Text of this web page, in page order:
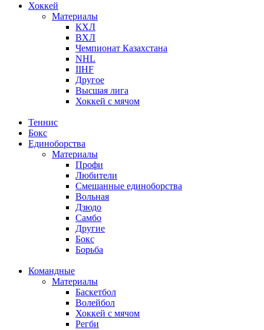
Хоккей
Материалы
КХЛ
ВХЛ
Чемпионат Казахстана
NHL
IIHF
Другое
Высшая лига
Хоккей с мячом
Теннис
Бокс
Единоборства
Материалы
Профи
Любители
Смешанные единоборства
Вольная
Дзюдо
Самбо
Другие
Бокс
Борьба
Командные
Материалы
Баскетбол
Волейбол
Хоккей с мячом
Регби